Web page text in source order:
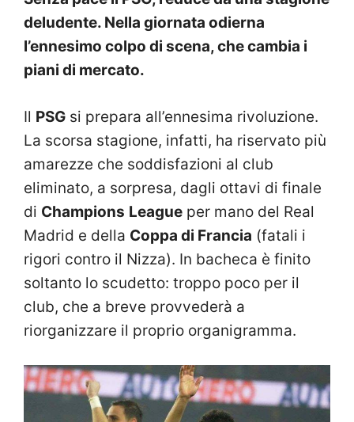
deludente. Nella giornata odierna
l’ennesimo colpo di scena, che cambia i
piani di mercato.
Il PSG si prepara all’ennesima rivoluzione.
La scorsa stagione, infatti, ha riservato più
amarezze che soddisfazioni al club
eliminato, a sorpresa, dagli ottavi di finale
di Champions League per mano del Real
Madrid e della Coppa di Francia (fatali i
rigori contro il Nizza). In bacheca è finito
soltanto lo scudetto: troppo poco per il
club, che a breve provvederà a
riorganizzare il proprio organigramma.